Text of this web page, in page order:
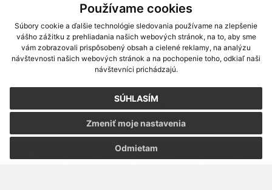
Používame cookies
Súbory cookie a ďalšie technológie sledovania používame na zlepšenie
vášho zážitku z prehliadania našich webových stránok, na to, aby sme
vám zobrazovali prispôsobený obsah a cielené reklamy, na analýzu
návštevnosti našich webových stránok a na pochopenie toho, odkiaľ naši
návštevníci prichádzajú.
SÚHLASÍM
Odmietam
Zmeniť moje nastavenia
využite možnosť získavania aktuálnych informácií s využitím RSS
CMS systém (redakčný) systém ECHELON 2,Mapa stránok,web portál
webex.digital, s.r.o.,domény,registrácia domény
Posledná aktualizácia:07.08.2026
Vytlačiť stránku|Vyhlásenie o prístupnosti